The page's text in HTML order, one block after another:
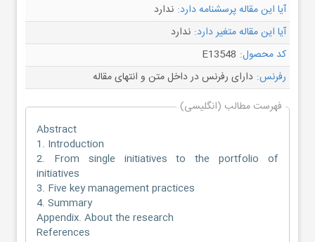
آیا این مقاله پرسشنامه دارد: ندارد
آیا این مقاله متغیر دارد: ندارد
کد محصول: E13548
رفرنس: دارای رفرنس در داخل متن و انتهای مقاله
فهرست مطالب (انگلیسی)
Abstract
1. Introduction
2. From single initiatives to the portfolio of
initiatives
3. Five key management practices
4. Summary
Appendix. About the research
References